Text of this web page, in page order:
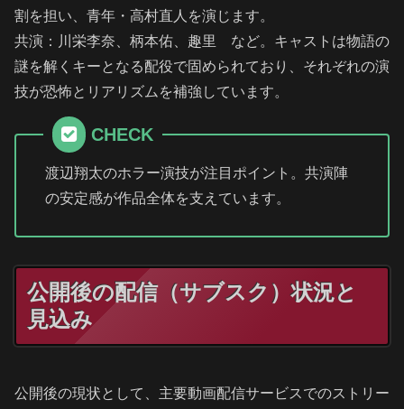
割を担い、青年・高村直人を演じます。
共演：川栄李奈、柄本佑、趣里 など。キャストは物語の
謎を解くキーとなる配役で固められており、それぞれの演
技が恐怖とリアリズムを補強しています。
CHECK
渡辺翔太のホラー演技が注目ポイント。共演陣
の安定感が作品全体を支えています。
公開後の配信（サブスク）状況と
見込み
公開後の現状として、主要動画配信サービスでのストリー